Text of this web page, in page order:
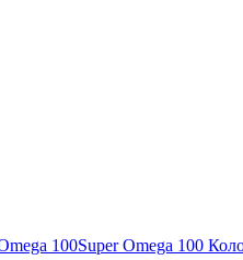
100Super Omega 100